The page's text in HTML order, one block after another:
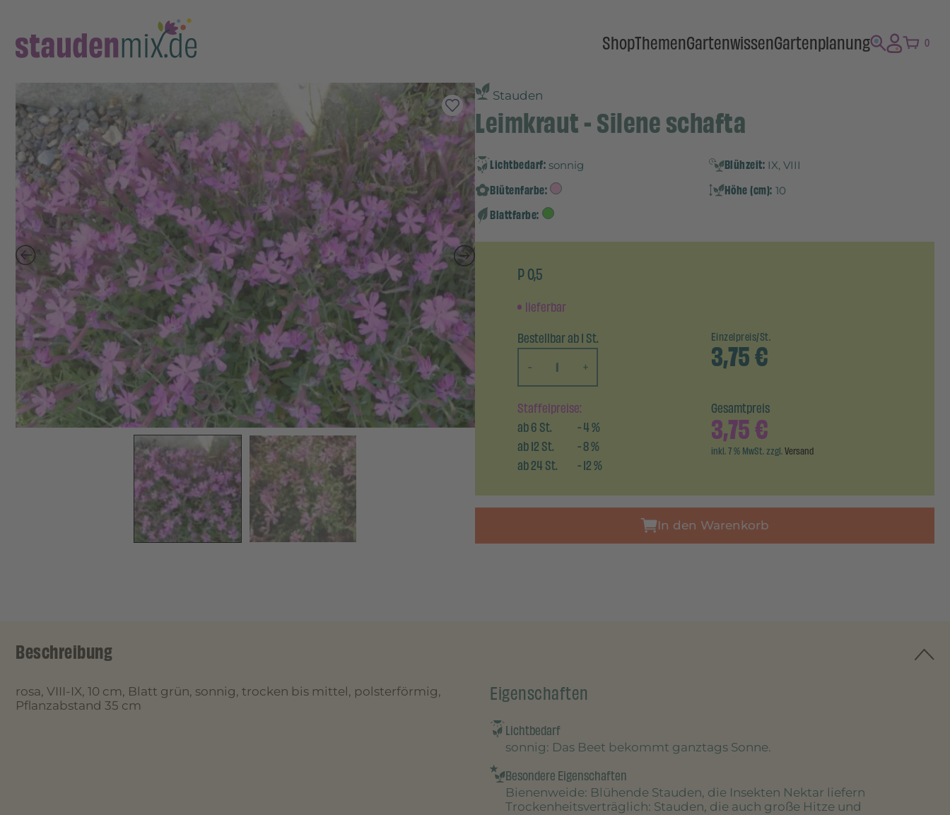
ShopThemenGartenwissenGartenplanung 0
Stauden
Leimkraut - Silene schafta
Lichtbedarf: sonnig Blühzeit: IX, VIII
Blütenfarbe: Höhe (cm): 10
Blattfarbe:
P 0,5
lieferbar
Bestellbar ab 1 St.
-
+
Einzelpreis/St.
3,75€
Staffelpreise:
ab6St. -4%
ab12St. -8%
ab24St. -12%
Gesamtpreis
3,75€
inkl. 7 % MwSt. zzgl.Versand
In den Warenkorb
Beschreibung
rosa, VIII-IX, 10 cm, Blatt grün, sonnig, trocken bis mittel, polsterförmig,
Pflanzabstand 35 cm
Eigenschaften
Lichtbedarf
sonnig: Das Beet bekommt ganztags Sonne.
Besondere Eigenschaften
Bienenweide: Blühende Stauden, die Insekten Nektar liefern
Trockenheitsverträglich: Stauden, die auch große Hitze und